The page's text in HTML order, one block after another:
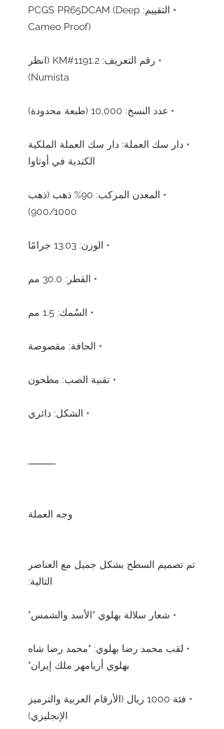
• التقييم: PCGS PR65DCAM (Deep
Cameo Proof)
• رقم التعريف: KM#1191.2 (انظر
Numista)
• عدد النسخ: 10,000 (طبعة محدودة)
• دار سك العملة: دار سك العملة الملكية
الكندية في أوتاوا
• المعدن المركب: 90% ذهب (ذهب
900/1000)
• الوزن: 13.03 جرامًا
• القطر: 30.0 مم
• السُمك: 1.5 مم
• الحافة: مقصوصة
• تقنية الصب: مطحون
• الشكل: دائري
⸻
وجه العملة
تم تصميم السطح بشكل جميل مع العناصر
التالية:
• شعار سلالة بهلوي "الأسد والشمس"
• لقب محمد رضا بهلوي: "محمد رضا شاه
بهلوي أريامهر ملك إيران"
• فئة 1000 ريال (الأرقام العربية والترميز
الإنجليزي)